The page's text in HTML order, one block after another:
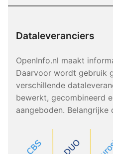
Dataleveranciers
OpenInfo.nl maakt
Daarvoor wordt gebruik
verschillende
bewerkt, gecombineerd
aangeboden. Belangrijke